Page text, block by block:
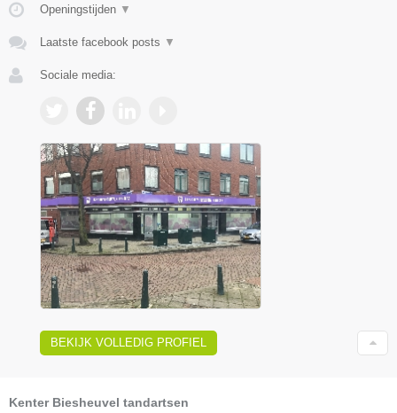
Openingstijden ▼
Laatste facebook posts ▼
Sociale media:
BEKIJK VOLLEDIG PROFIEL
Kenter Biesheuvel tandartsen